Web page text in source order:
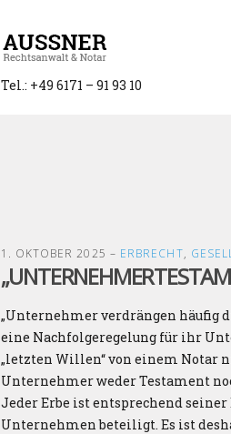
Tel.: +49 6171 – 91 93 10
1. OKTOBER 2025 – ERBRECHT,
„Unternehmer verdrängen häufig
eine Nachfolgeregelung für ihr
„letzten Willen“ von einem Notar
Unternehmer weder Testament
Jeder Erbe ist entsprechend
Unternehmen beteiligt. Es ist